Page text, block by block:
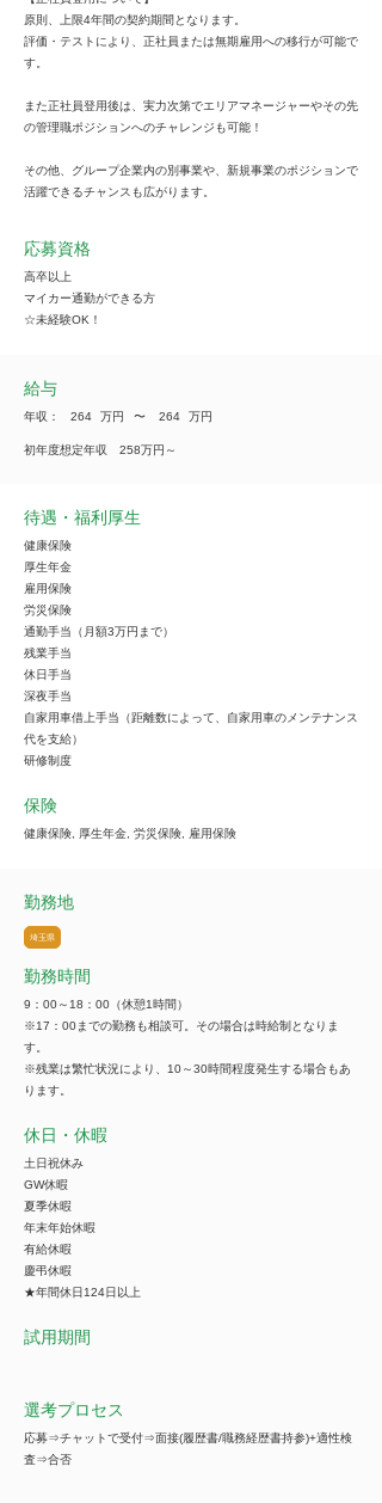
原則、上限4年間の契約期間となります。
評価・テストにより、正社員または無期雇用への移行が可能で
す。
また正社員登用後は、実力次第でエリアマネージャーやその先
の管理職ポジションへのチャレンジも可能！
その他、グループ企業内の別事業や、新規事業のポジションで
活躍できるチャンスも広がります。
応募資格
高卒以上
マイカー通勤ができる方
☆未経験OK！
給与
年収： 264 万円 ​〜 264 万円
初年度想定年収 258万円～
待遇・福利厚生
健康保険
厚生年金
雇用保険
労災保険
通勤手当（月額3万円まで）
残業手当
休日手当
深夜手当
自家用車借上手当（距離数によって、自家用車のメンテナンス
代を支給）
研修制度
保険
健康保険, 厚生年金, 労災保険, 雇用保険
勤務地
埼玉県
勤務時間
9：00～18：00（休憩1時間）
※17：00までの勤務も相談可。その場合は時給制となりま
す。
※残業は繁忙状況により、10～30時間程度発生する場合もあ
ります。
休日・休暇
土日祝休み
GW休暇
夏季休暇
年末年始休暇
有給休暇
慶弔休暇
★年間休日124日以上
試用期間
選考プロセス
応募⇒チャットで受付⇒面接(履歴書/職務経歴書持参)+適性検
査⇒合否